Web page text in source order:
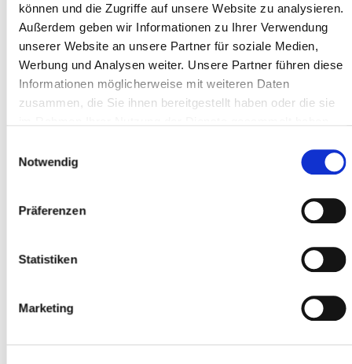
können und die Zugriffe auf unsere Website zu analysieren.
Außerdem geben wir Informationen zu Ihrer Verwendung
unserer Website an unsere Partner für soziale Medien,
Werbung und Analysen weiter. Unsere Partner führen diese
Informationen möglicherweise mit weiteren Daten
zusammen, die Sie ihnen bereitgestellt haben oder die sie
Notwendig
Präferenzen
Statistiken
Marketing
Indirizzo riga 1 *
CAP *
Partecipante
Accetto
Ho lettol'informativa sulla privacye do il